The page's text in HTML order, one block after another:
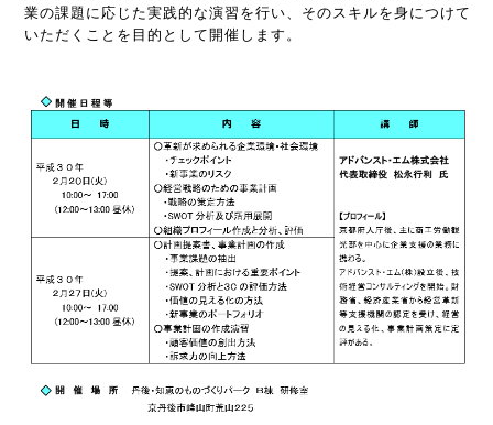
業の課題に応じた実践的な演習を行い、そのスキルを身につけて
いただくことを目的として開催します。